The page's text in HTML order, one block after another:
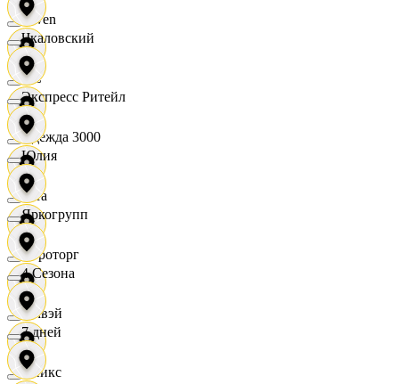
Seven
XC
Одежда 3000
Zara
Агроторг
Амвэй
Аникс
Чкаловский
Экспресс Ритейл
Юлия
Яркогрупп
4 Сезона
7 дней